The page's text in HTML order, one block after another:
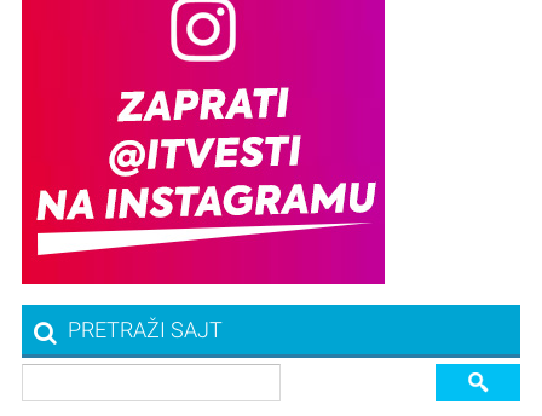
PRETRAŽI SAJT